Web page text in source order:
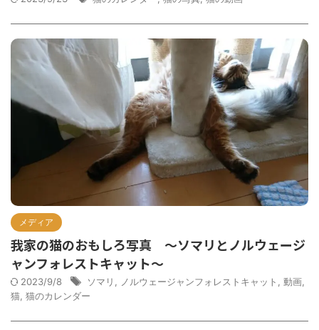
メディア
我家の猫のおもしろ写真 ～ソマリとノルウェージ
ャンフォレストキャット～
2023/9/8 ソマリ ノルウェージャンフォレストキャット 動画
猫 猫のカレンダー